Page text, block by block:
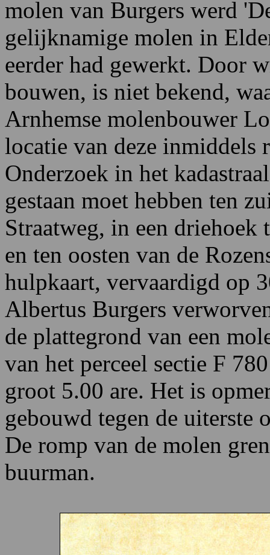
molen van Burgers werd
gelijknamige molen in
eerder had gewerkt. Door
bouwen, is niet bekend,
Arnhemse molenbouwer
locatie van deze inmiddels
Onderzoek in het
gestaan moet hebben ten
Straatweg, in een driehoek
en ten oosten van de
hulpkaart, vervaardigd op
Albertus Burgers
de plattegrond van een
van het perceel sectie F
groot 5.00 are. Het is
gebouwd tegen de uiterste
De romp van de molen
buurman.